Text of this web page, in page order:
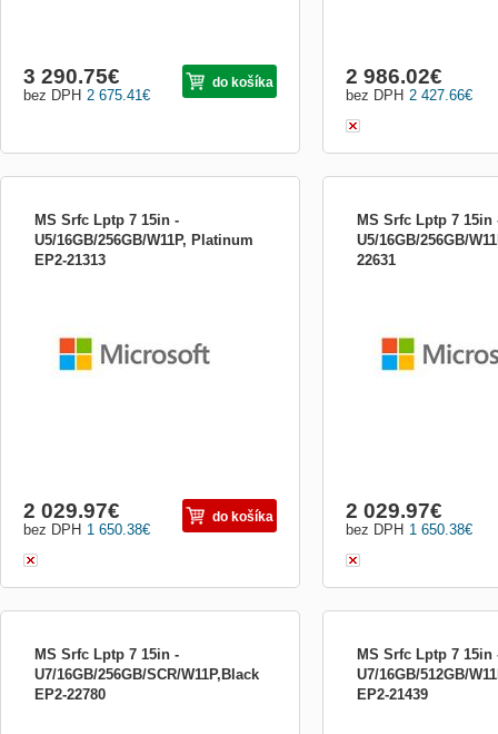
2 675.41€
bez DPH
3 290.75€ do košíka
2 427.66€
bez DPH
2 986.02€
MS Srfc Lptp 7 15in -
U5/16GB/256GB/W11P, Platinum
EP2-21313
spolupráci, kreativitu a vyšší produktivitu. *
vysoce kon...
1 650.38€
bez DPH
2 029.97€ do košíka
MS Srfc Lptp 7 15in
U5/16GB/256GB/
22631
spolupráci, kreativitu a
vysoce kon...
1 650.38€
bez DPH
2 029.97€
MS Srfc Lptp 7 15in -
U7/16GB/256GB/SCR/W11P,Black
EP2-22780
MS Srfc Lptp 7 15in
U7/16GB/512GB/
EP2-21439